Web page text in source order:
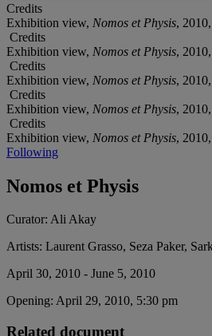
Credits
Exhibition view, Nomos et Physis,
Credits
Exhibition view, Nomos et Physis,
Credits
Exhibition view, Nomos et Physis,
Credits
Exhibition view, Nomos et Physis,
Credits
Exhibition view, Nomos et Physis,
Following
Nomos et Physis
Curator: Ali Akay
Artists: Laurent Grasso, Seza Paker,
April 30, 2010 - June 5, 2010
Opening: April 29, 2010, 5:30 pm
Related document